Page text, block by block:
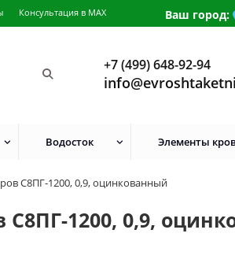
Консультация в MAX Ваш город:
+7 (499) 648-92-94
Водосток Элементы
С8ПГ-1200, 0,9, оцинкованный
1200, 0,9,